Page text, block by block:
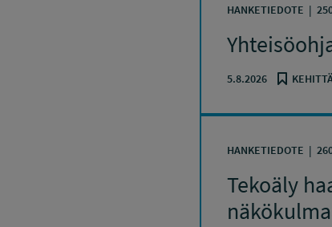
HANKETIEDOTE
5.8.2026
HANKETIEDOTE
Tekoäly